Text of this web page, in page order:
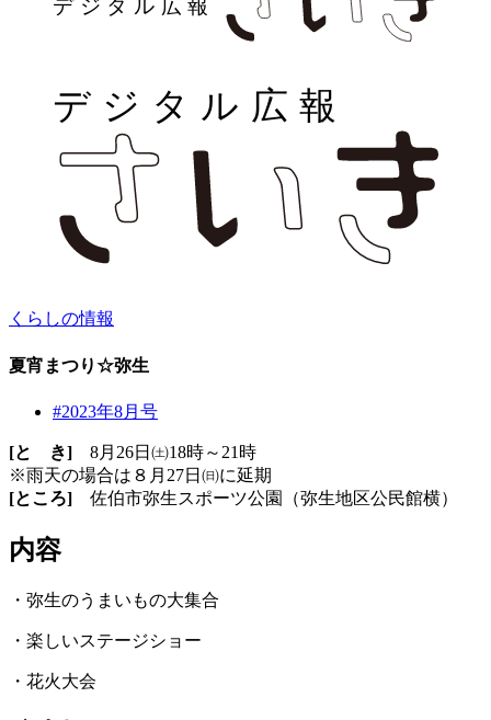
くらしの情報
夏宵まつり☆弥生
#2023年8月号
[と き] 8月26日㈯18時～21時
※雨天の場合は８月27日㈰に延期
[ところ] 佐伯市弥生スポーツ公園（弥生地区公民館横）
内容
・弥生のうまいもの大集合
・楽しいステージショー
・花火大会